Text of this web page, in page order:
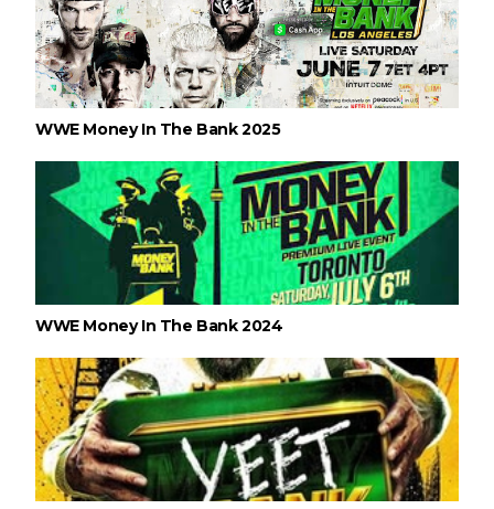
WWE Money In The Bank 2025
WWE Money In The Bank 2024